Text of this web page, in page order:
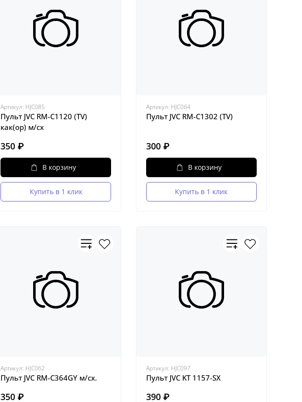
Артикул: HJC085
Пульт JVC RM-C1120 (TV)
как(ор) м/сх
350 ₽
В корзину
Купить в 1 клик
Артикул: HJC064
Пульт JVC RM-C1302 (TV)
300 ₽
В корзину
Купить в 1 клик
Артикул: HJC062
Пульт JVC RM-C364GY м/сх.
350 ₽
Артикул: HJC097
Пульт JVC KT 1157-SX
390 ₽